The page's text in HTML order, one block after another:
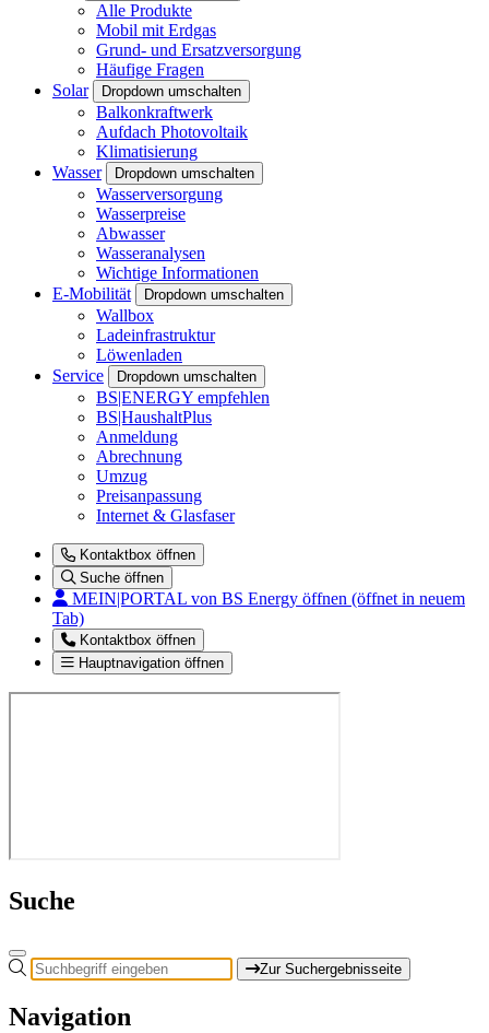
Alle Produkte
Mobil mit Erdgas
Grund- und Ersatzversorgung
Häufige Fragen
Solar
Dropdown umschalten
Balkonkraftwerk
Aufdach Photovoltaik
Klimatisierung
Wasser
Dropdown umschalten
Wasserversorgung
Wasserpreise
Abwasser
Wasseranalysen
Wichtige Informationen
E-Mobilität
Dropdown umschalten
Wallbox
Ladeinfrastruktur
Löwenladen
Service
Dropdown umschalten
BS|ENERGY empfehlen
BS|HaushaltPlus
Anmeldung
Abrechnung
Umzug
Preisanpassung
Internet & Glasfaser
Kontaktbox öffnen
Suche öffnen
MEIN|PORTAL von BS Energy öffnen (öffnet in neuem
Tab)
Kontaktbox öffnen
Hauptnavigation öffnen
Suche
Zur Suchergebnisseite
Navigation